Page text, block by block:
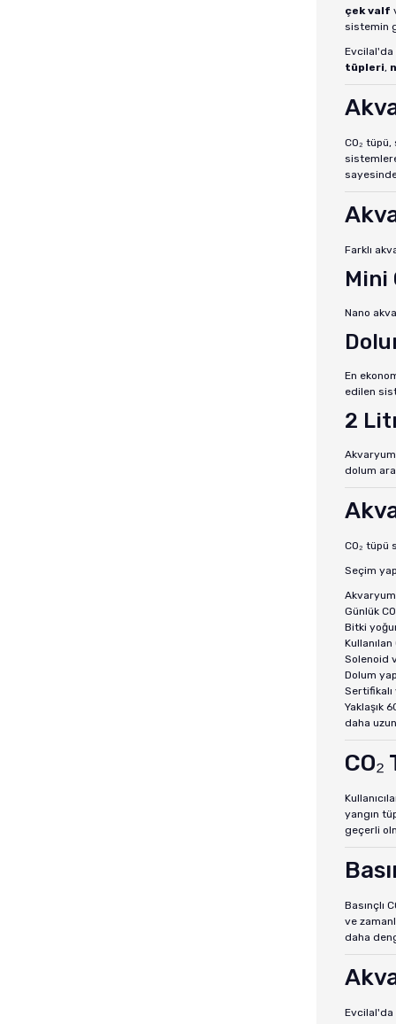
çek valf
sistemin
Evcilal'da
tüpleri,
CO₂
Farklı
Mini
Nano
En
edilen
2
dolum
CO₂ tüpü
Seçim
Günlük
Bitki
Solenoid
Dolum
Yaklaşık
daha
yangın
geçerli
Basınçlı
ve
daha
Evcilal'da